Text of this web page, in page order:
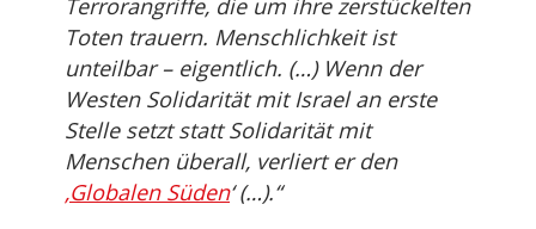
Terrorangriffe, die um ihre zerstückelten
Toten trauern. Menschlichkeit ist
unteilbar – eigentlich. (…) Wenn der
Westen Solidarität mit Israel an erste
Stelle setzt statt Solidarität mit
Menschen überall, verliert er den
‚Globalen Süden‘ (…).“